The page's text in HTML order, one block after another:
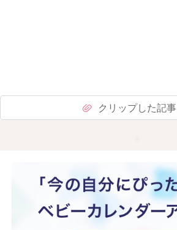
クリップした記事